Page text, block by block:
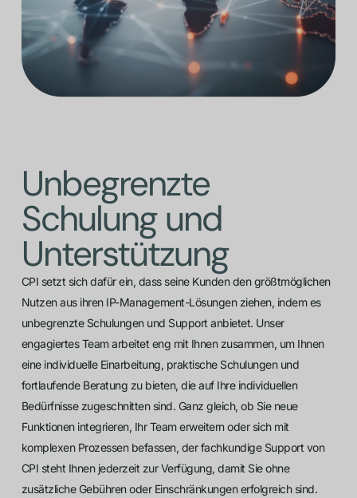
Unbegrenzte
Schulung und
Unterstützung
CPI setzt sich dafür ein, dass seine Kunden den größtmöglichen
Nutzen aus ihren IP-Management-Lösungen ziehen, indem es
unbegrenzte Schulungen und Support anbietet. Unser
engagiertes Team arbeitet eng mit Ihnen zusammen, um Ihnen
eine individuelle Einarbeitung, praktische Schulungen und
fortlaufende Beratung zu bieten, die auf Ihre individuellen
Bedürfnisse zugeschnitten sind. Ganz gleich, ob Sie neue
Funktionen integrieren, Ihr Team erweitern oder sich mit
komplexen Prozessen befassen, der fachkundige Support von
CPI steht Ihnen jederzeit zur Verfügung, damit Sie ohne
zusätzliche Gebühren oder Einschränkungen erfolgreich sind.